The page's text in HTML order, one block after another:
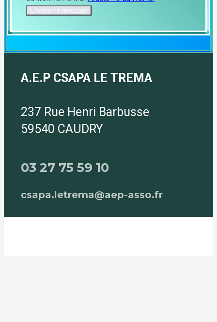
Envoyer le message
A.E.P CSAPA LE TREMA
237 Rue Henri Barbusse
59540 CAUDRY
03 27 75 59 10
csapa.letrema@aep-asso.fr